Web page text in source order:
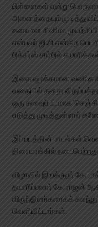
பிள்ளைகள் என்று
அனைத்தையும்
கனவான சினிமா
என்பவர் ஜி.சி என்கிற
பிக்சர்ஸ் சார்பில்
இதை வழக்கமான வணிக
வகையில் தனது
ஒரு கனவுப் படமாக
எடுத்து முடித்துள்ளார்
இப் படத்தின் பாடல்கள்
திரையரங்கில் நடைபெற்றது.
விழாவில் இயக்குநர் கே.
தயாரிப்பாளர் கே. ராஜன்
விருந்தினர்களாகக்
வெளியிட்டார்கள்.